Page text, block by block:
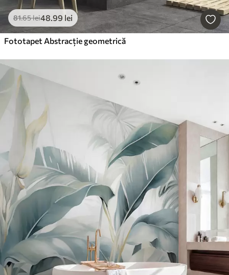
81.65lei48.99 lei
Fototapet Abstracție geometrică